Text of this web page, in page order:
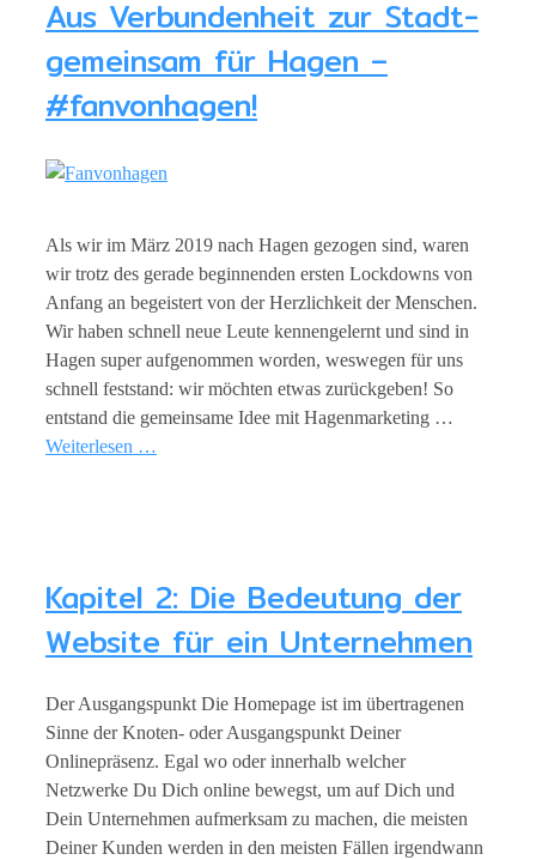
Aus Verbundenheit zur Stadt-
gemeinsam für Hagen –
#fanvonhagen!
Als wir im März 2019 nach Hagen gezogen sind, waren
wir trotz des gerade beginnenden ersten Lockdowns von
Anfang an begeistert von der Herzlichkeit der Menschen.
Wir haben schnell neue Leute kennengelernt und sind in
Hagen super aufgenommen worden, weswegen für uns
schnell feststand: wir möchten etwas zurückgeben! So
entstand die gemeinsame Idee mit Hagenmarketing …
Weiterlesen …
Kapitel 2: Die Bedeutung der
Website für ein Unternehmen
Der Ausgangspunkt Die Homepage ist im übertragenen
Sinne der Knoten- oder Ausgangspunkt Deiner
Onlinepräsenz. Egal wo oder innerhalb welcher
Netzwerke Du Dich online bewegst, um auf Dich und
Dein Unternehmen aufmerksam zu machen, die meisten
Deiner Kunden werden in den meisten Fällen irgendwann